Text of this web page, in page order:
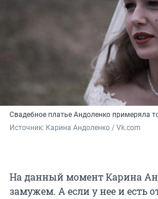
Свадебное платье Андоленко примеряла
Источник: Карина Андоленко / Vk.com
На данный момент Карина
замужем. А если у нее и есть